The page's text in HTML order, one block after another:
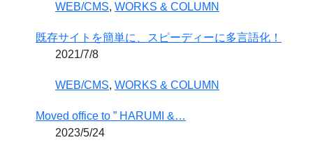
WEB/CMS, WORKS & COLUMN
既存サイトを簡単に、スピーディーに多言語化！
2021/7/8
WEB/CMS, WORKS & COLUMN
Moved office to ” HARUMI &…
2023/5/24